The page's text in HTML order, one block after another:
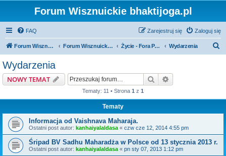
Forum Wisznuickie bhaktijoga.pl
FAQ Zaloguj się
Zarejestruj się
Forum Wisznuickie forum.bhaktijoga.pl Forum Wisznuickie forum.bhaktijoga.pl Życie - Fora Publiczne Wydarzenia
Wydarzenia
NOWY TEMAT Szukaj
Tematy: 11 • Strona 1 z 1
Tematy
Informacja od Vaishnava Maharaja.
Ostatni post autor: kanhaiyalaldasa « czw cze 12, 2014 4:55 pm
Śripad BV Sadhu Maharadża w Polsce od 13 stycznia 2013 r.
Ostatni post autor: kanhaiyalaldasa « pn sty 07, 2013 1:12 pm